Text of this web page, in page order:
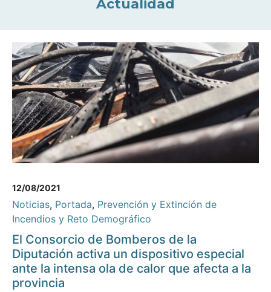
Actualidad
12/08/2021
Noticias, Portada, Prevención y Extinción de
Incendios y Reto Demográfico
El Consorcio de Bomberos de la
Diputación activa un dispositivo especial
ante la intensa ola de calor que afecta a la
provincia